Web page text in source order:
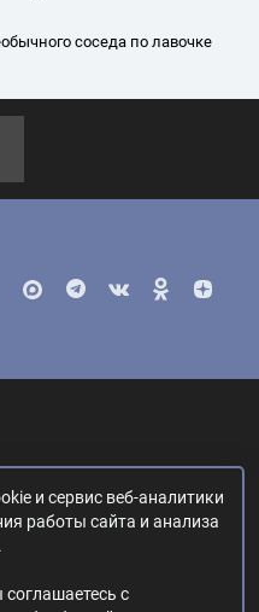
соседа по лавочке
+7 495 617-55-80
и сервис веб-аналитики
работы сайта и анализа
с